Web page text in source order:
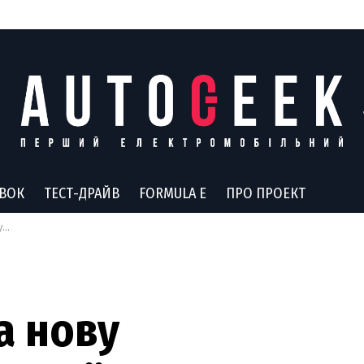
ТЕСТ-ДРАЙВ FORMULA E ПРО ПРОЕКТ
нову